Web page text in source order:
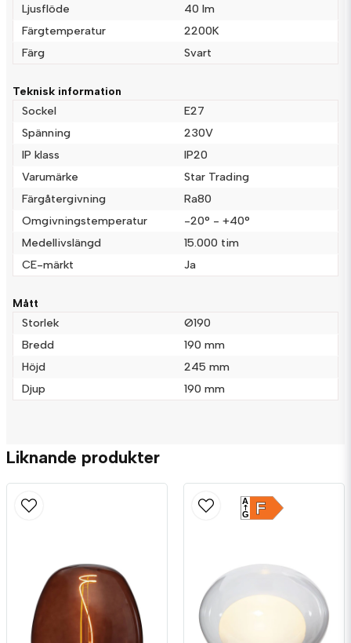
email
Mejladress
Ja, ni får publicera min fråga
Skicka fråga
Ljusflöde
40 lm
Färgtemperatur
2200K
Färg
Svart
Teknisk information
Sockel
E27
Spänning
230V
IP klass
IP20
Varumärke
Star Trading
Färgåtergivning
Ra80
Omgivningstemperatur
-20° - +40°
Medellivslängd
15.000 tim
CE-märkt
Ja
Mått
Storlek
Ø190
Bredd
190 mm
Höjd
245 mm
Djup
190 mm
Liknande produkter
F
A
G